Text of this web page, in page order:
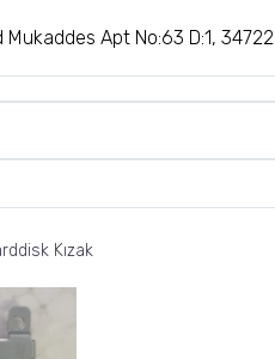
Apt No:63 D:1, 34722
Kızak